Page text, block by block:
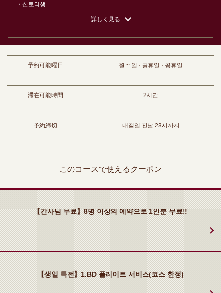
・산토리생
・샹디가프/코크비아/카시스비아/피치비아
· 하이볼 / 콜라 하이볼 / 생강 하이볼
・산토리진 옥
・취 진소다/취 진콜라/취 진저/옥 진 오렌지/취 진 그레이프 후르츠
워/백도 사워/녹차 하이/우롱 하이/재스민 하이/홍차 하이
칵테일
와인
적포도주 / 화이트 와인
· 과실주
· 매실주 / 사과 술 / 망고 술 / 맛 미카즈키 아세로라
· 소프트 드링크
・우롱 차/녹차/재스민 차/스트레이트 티/콜라/진저 에일/오렌지 주스/자
몽 주스/칼피스/칼피스 소다
詳しく見る
予約可能曜日 월 ~ 일 · 공휴일 · 공휴일
滞在可能時間 2시간
予約締切 내점일 전날 23시까지
このコースで使えるクーポン
【간사님 무료】8명 이상의 예약으로 1인분 무료!!
【생일 특전】1.BD 플레이트 서비스(코스 한정)
연회 인기 No.1! 「귀족이라도 담소문 코스」7품생 첨부 2시
放題 サムギョプサル SHOUMON‐笑門‐豊橋店
https://shoumon.owst.jp/courses/201170668
お店情報をコピー